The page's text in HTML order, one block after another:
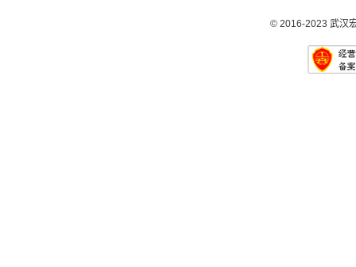
© 2016-2023 武汉